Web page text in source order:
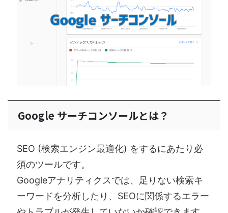
Google サーチコンソールとは？
SEO (検索エンジン最適化) をするにあたり必
須のツールです。
Googleアナリティクスでは、足りない検索キ
ーワードを分析したり、SEOに関係するエラー